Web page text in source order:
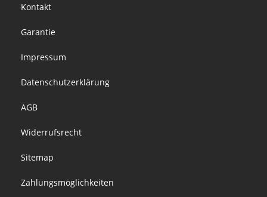
menu
Kontakt
Garantie
Impressum
Datenschutzerklärung
AGB
Widerrufsrecht
Sitemap
Zahlungsmöglichkeiten